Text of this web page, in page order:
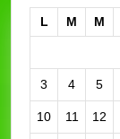
L M M
3 4 5
10 11 12